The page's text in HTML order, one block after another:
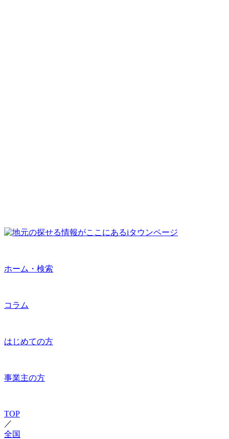
ホーム・検索
コラム
はじめての方
事業主の方
TOP
／
全国